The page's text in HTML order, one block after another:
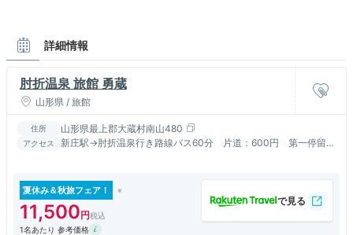
詳細情報
肘折温泉 旅館 勇蔵
山形県 / 旅館
住所 山形県最上郡大蔵村南山480
アクセス
新庄駅→肘折温泉行き路線バス60分 片道：600円 第一停留所
夏休み＆秋旅フェア！
11,500
1名あたり 参考価格